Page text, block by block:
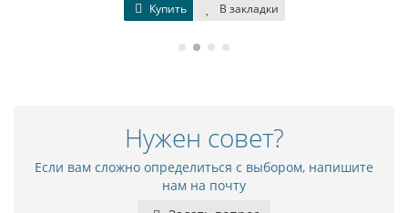
Купить В закладки
Нужен совет?
Если вам сложно определиться с выбором, напишите
нам на почту